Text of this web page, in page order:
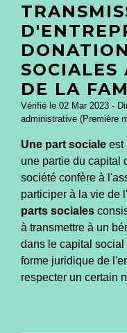
SOCIALES
DE LA
Vérifié le 02 Mar 2023 -
administrative (Première
Une part sociale est
une partie du capital
société confère à
participer à la vie de
parts sociales
à transmettre à un
dans le capital
forme juridique de
respecter un certain